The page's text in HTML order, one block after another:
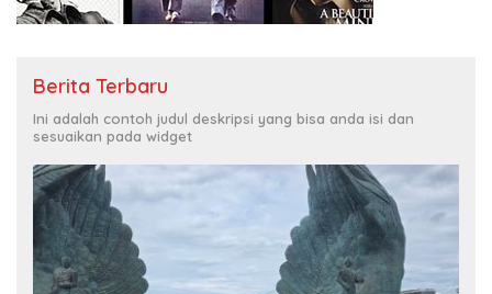
Berita Terbaru
Ini adalah contoh judul deskripsi yang bisa anda isi dan
sesuaikan pada widget